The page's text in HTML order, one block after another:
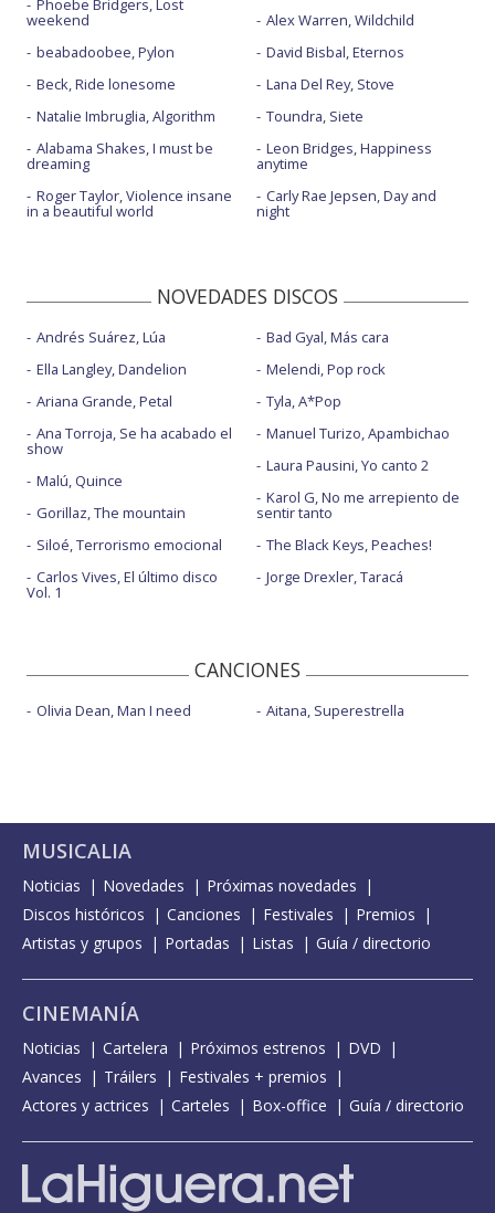
Phoebe Bridgers, Lost
weekend
beabadoobee, Pylon
Beck, Ride lonesome
Natalie Imbruglia, Algorithm
Alabama Shakes, I must be
dreaming
Roger Taylor, Violence insane
in a beautiful world
Alex Warren, Wildchild
David Bisbal, Eternos
Lana Del Rey, Stove
Toundra, Siete
Leon Bridges, Happiness
anytime
Carly Rae Jepsen, Day and
night
NOVEDADES DISCOS
Andrés Suárez, Lúa
Ella Langley, Dandelion
Ariana Grande, Petal
Ana Torroja, Se ha acabado el
show
Malú, Quince
Gorillaz, The mountain
Siloé, Terrorismo emocional
Carlos Vives, El último disco
Vol. 1
Bad Gyal, Más cara
Melendi, Pop rock
Tyla, A*Pop
Manuel Turizo, Apambichao
Laura Pausini, Yo canto 2
Karol G, No me arrepiento de
sentir tanto
The Black Keys, Peaches!
Jorge Drexler, Taracá
CANCIONES
Olivia Dean, Man I need Aitana, Superestrella
MUSICALIA
Noticias Novedades
Próximas novedades
Discos históricos
Canciones Festivales
Premios
Artistas y grupos
Portadas Listas Guía / directorio
CINEMANÍA
Noticias Cartelera Próximos estrenos
DVD
Avances
Tráilers
Festivales + premios
Actores y actrices
Carteles Box-office Guía / directorio